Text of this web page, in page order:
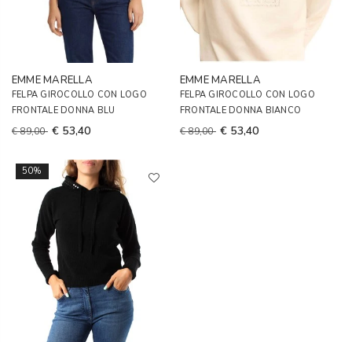
EMME MARELLA
FELPA GIROCOLLO CON LOGO
FRONTALE DONNA BLU
€ 89,00 € 53,40
EMME MARELLA
FELPA GIROCOLLO CON LOGO
FRONTALE DONNA BIANCO
€ 89,00 € 53,40
50%